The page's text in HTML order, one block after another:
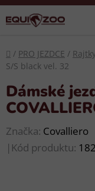
Domů
/ PRO JEZDCE /
S/S black vel. 32
Dámské
Značka: Covalliero
| Kód produktu: